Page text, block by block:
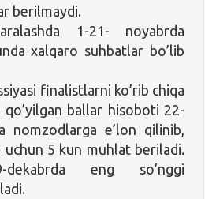
berilmaydi.
1-21- noyabrda
xalqaro suhbatlar bo’lib
finalistlarni ko’rib chiqa
qo’yilgan ballar hisoboti 22-
nomzodlarga e’lon qilinib,
5 kun muhlat beriladi.
9-dekabrda eng so’nggi